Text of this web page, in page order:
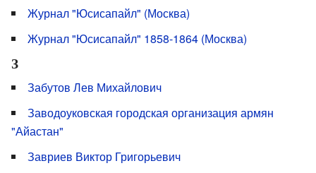
Журнал "Юсисапайл" (Москва)
Журнал "Юсисапайл" 1858-1864 (Москва)
З
Забутов Лев Михайлович
Заводоуковская городская организация армян
"Айастан"
Завриев Виктор Григорьевич